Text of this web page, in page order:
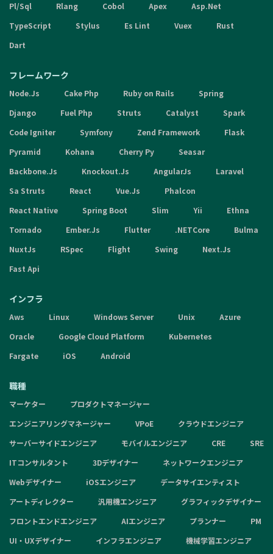
Pl/Sql
Rlang Cobol Apex
Asp.Net
TypeScript
Stylus Es Lint Vuex
Rust
Dart
フレームワーク
Node.Js Cake Php Ruby on Rails
Spring
Django
Fuel Php Struts Catalyst
Spark
Code Igniter
Symfony Zend Framework
Flask
Pyramid
Kohana Cherry Py
Seasar
Backbone.Js
Knockout.Js AngularJs
Laravel
Sa Struts
React Vue.Js
Phalcon
React Native
Spring Boot Slim Yii
Ethna
Tornado
Ember.Js Flutter .NETCore
Bulma
NuxtJs
RSpec Flight Swing
Next.Js
Fast Api
インフラ
Aws Linux Windows Server Unix
Azure
Oracle
Google Cloud Platform
Kubernetes
Fargate
iOS Android
職種
マーケター
プロダクトマネージャー
エンジニアリングマネージャー
VPoE
クラウドエンジニア
サーバーサイドエンジニア
モバイルエンジニア CRE
SRE
ITコンサルタント
3Dデザイナー
ネットワークエンジニア
Webデザイナー
iOSエンジニア
データサイエンティスト
アートディレクター
汎用機エンジニア
グラフィックデザイナー
フロントエンドエンジニア
AIエンジニア プランナー
PM
UI・UXデザイナー
インフラエンジニア 機械学習エンジニア